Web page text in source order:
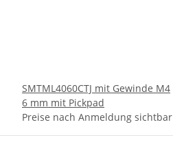
SMTML4060CTJ mit Gewinde M4
6 mm mit Pickpad
Preise nach Anmeldung sichtbar